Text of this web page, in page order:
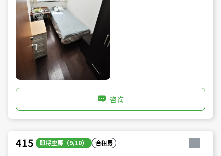
咨询
415 即将空房（9/10） 合租房